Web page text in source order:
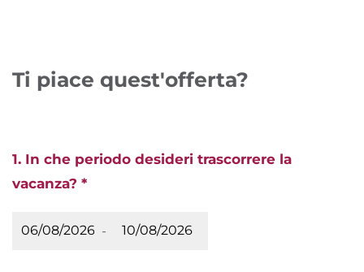
Ti piace quest'offerta?
1. In che periodo desideri trascorrere la
vacanza? *
-